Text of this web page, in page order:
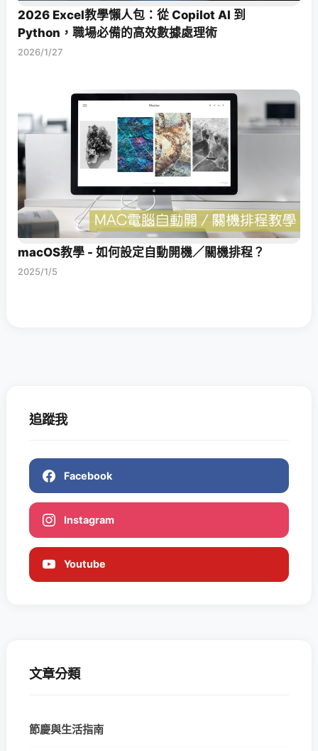
2026 Excel教學懶人包：從 Copilot AI 到
Python，職場必備的高效數據處理術
2026/1/27
macOS教學 - 如何設定自動開機／關機排程？
2025/1/5
追蹤我
Facebook
Instagram
Youtube
文章分類
節慶與生活指南